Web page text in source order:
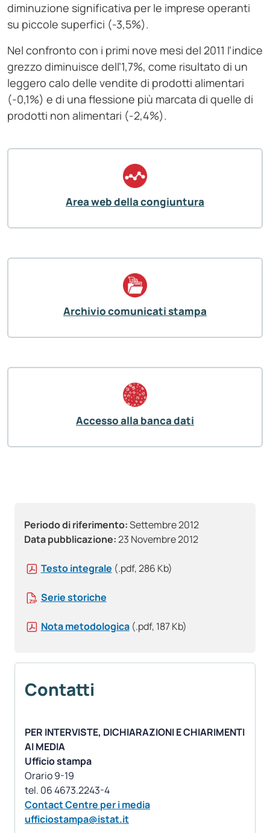
Periodo di riferimento:Settembre 2012
Data pubblicazione:23 Novembre 2012
Testo integrale (.pdf, 286 Kb)
Serie storiche
Nota metodologica (.pdf, 187 Kb)
Contatti
PER INTERVISTE, DICHIARAZIONI E CHIARIMENTI
AI MEDIA
Ufficio stampa
Orario 9-19
Contact Centre per i media
ufficiostampa@istat.it
diminuzione significativa per le imprese operanti
su piccole superfici (-3,5%).
Nel confronto con i primi nove mesi del 2011 l’indice
grezzo diminuisce dell’1,7%, come risultato di un
leggero calo delle vendite di prodotti alimentari
(‑0,1%) e di una flessione più marcata di quelle di
prodotti non alimentari (-2,4%).
Area web della congiuntura
Archivio comunicati stampa
Accesso alla banca dati